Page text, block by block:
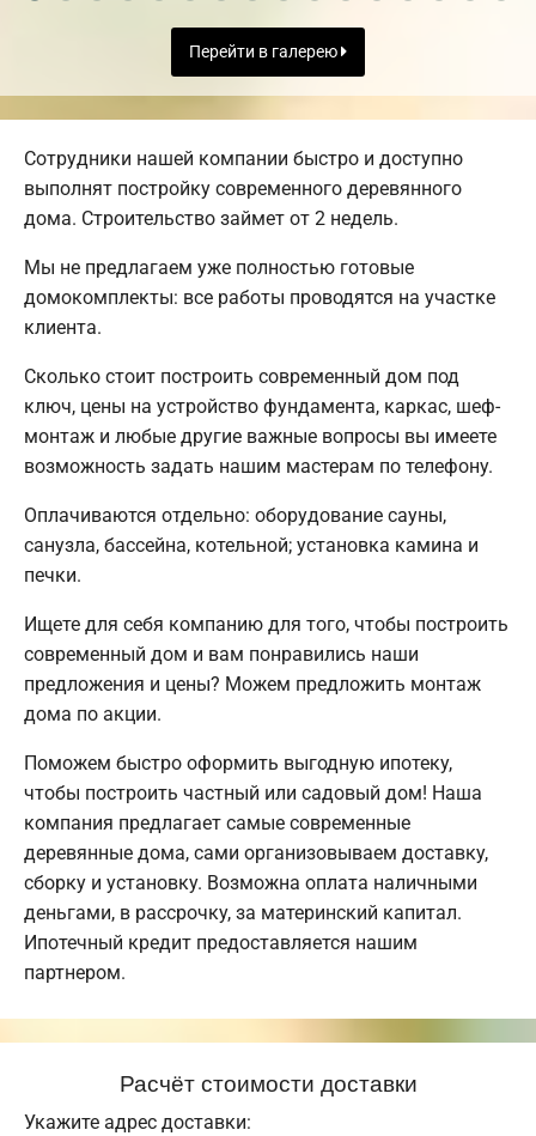
Перейти в галерею
Сотрудники нашей компании быстро и доступно
выполнят постройку современного деревянного
дома. Строительство займет от 2 недель.
Мы не предлагаем уже полностью готовые
домокомплекты: все работы проводятся на участке
клиента.
Сколько стоит построить современный дом под
ключ, цены на устройство фундамента, каркас, шеф-
монтаж и любые другие важные вопросы вы имеете
возможность задать нашим мастерам по телефону.
Оплачиваются отдельно: оборудование сауны,
санузла, бассейна, котельной; установка камина и
печки.
Ищете для себя компанию для того, чтобы построить
современный дом и вам понравились наши
предложения и цены? Можем предложить монтаж
дома по акции.
Поможем быстро оформить выгодную ипотеку,
чтобы построить частный или садовый дом! Наша
компания предлагает самые современные
деревянные дома, сами организовываем доставку,
сборку и установку. Возможна оплата наличными
деньгами, в рассрочку, за материнский капитал.
Ипотечный кредит предоставляется нашим
партнером.
Расчёт стоимости доставки
Укажите адрес доставки: